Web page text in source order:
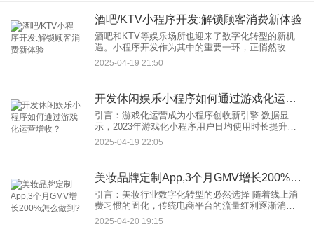
酒吧/KTV小程序开发:解锁顾客消费新体验
酒吧和KTV等娱乐场所也迎来了数字化转型的新机
遇。小程序开发作为其中的重要一环，正悄然改变
着顾客的消费体验。本文将探讨如何通过酒吧/KTV
小程序的开发，提升顾客的消费体验，并结合最新
2025-04-19 21:50
开发休闲娱乐小程序如何通过游戏化运营增收？
引言：游戏化运营成为小程序创收新引擎 数据显
示，2023年游戏化小程序用户日均使用时长提升
30%，付费转化率较传统模式高出15%。休闲娱乐
类小程序通过游戏化机制重构用户体验，正在成为
2025-04-19 22:05
美妆品牌定制App,3个月GMV增长200%怎么做到?
引言：美妆行业数字化转型的必然选择 随着线上消
费习惯的固化，传统电商平台的流量红利逐渐消
退，美妆品牌纷纷转向私域战场。某国货美妆品牌
通过自主研发品牌定制App，仅用3个月实现GMV增
2025-04-20 19:15